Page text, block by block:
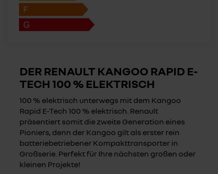
DER RENAULT KANGOO RAPID E-
TECH 100 % ELEKTRISCH
100 % elektrisch unterwegs mit dem Kangoo
Rapid E-Tech 100 % elektrisch. Renault
präsentiert somit die zweite Generation eines
Pioniers, denn der Kangoo gilt als erster rein
batteriebetriebener Kompakttransporter in
Großserie. Perfekt für Ihre nächsten großen oder
kleinen Projekte!